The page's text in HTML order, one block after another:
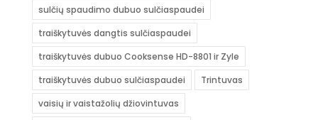
sulčių spaudimo dubuo sulčiaspaudei
traiškytuvės dangtis sulčiaspaudei
traiškytuvės dubuo Cooksense HD-8801 ir Zyle
traiškytuvės dubuo sulčiaspaudei
Trintuvas
vaisių ir vaistažolių džiovintuvas